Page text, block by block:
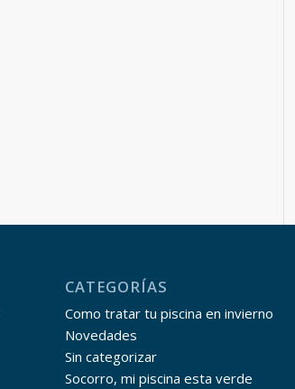
CATEGORÍAS
Como tratar tu piscina en invierno
Novedades
Sin categorizar
Socorro, mi piscina esta verde